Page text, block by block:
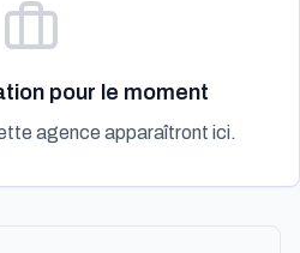
pour le moment
agence apparaîtront ici.